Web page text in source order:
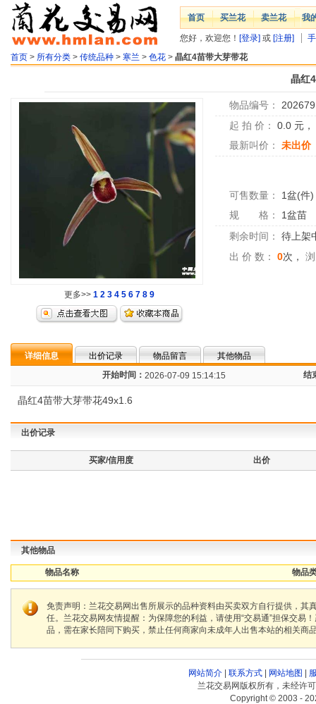
首页 买兰花 卖兰花 我
您好，欢迎您！ [登录] 或 [注册]
首页 > 所有分类 > 传统品种 > 寒兰 > 色花 > 晶红4苗带大芽带花
晶红
更多>> 1 2 3 4 5 6 7 8 9
物品编号：
起 拍 价：
0.0 元，
最新叫价：
未出价
可售数量： 1盆(件)
规 格：
1盆苗
剩余时间：
待上架
出 价 数：
0次，
详细信息 出价记录 物品留言
其他物品
开始时间： 2026-07-09 15:14:15 结
晶红4苗带大芽带花49x1.6
出价记录
买家/信用度 出价
其他物品
物品名称 物品
免责声明：兰花交易网出售所展示的品种资料由买卖双方自行提供，
任。兰花交易网友情提醒：为保障您的利益，请使用“交易通”担保交
品，需在家长陪同下购买，禁止任何商家向未成年人出售本站的相关商
网站简介| 联系方式| 网站地图
兰花交易网版权所有，未经许
Copyright © 2003 -